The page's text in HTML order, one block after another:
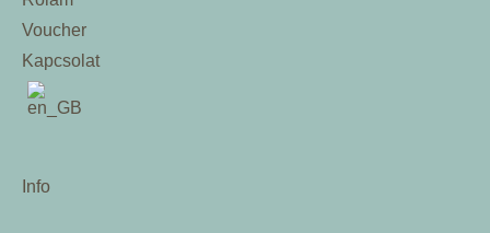
Voucher
Kapcsolat
Info